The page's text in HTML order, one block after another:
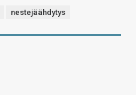
nestejäähdytys